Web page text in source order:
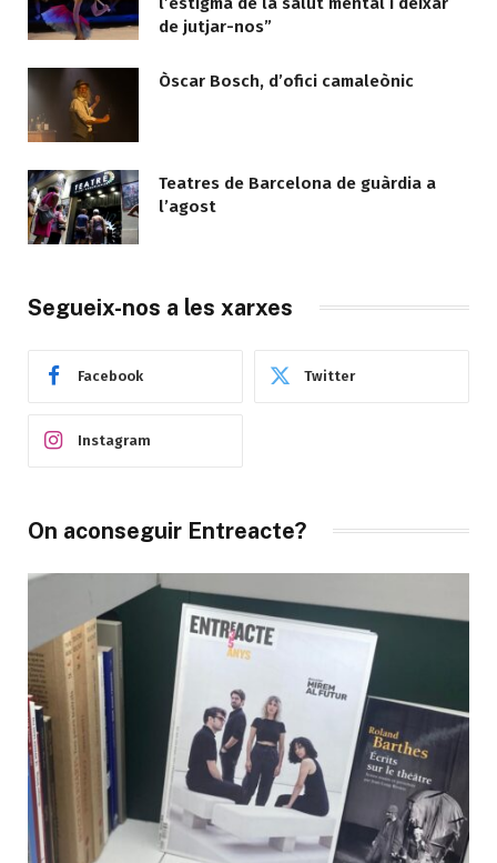
de jutjar-nos”
Òscar Bosch, d’ofici camaleònic
Teatres de Barcelona de guàrdia a
l’agost
Segueix-nos a les xarxes
Facebook Twitter
Instagram
On aconseguir Entreacte?